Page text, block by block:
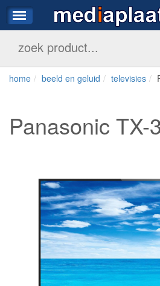
home beeld en geluid televisies
Panasonic TX-